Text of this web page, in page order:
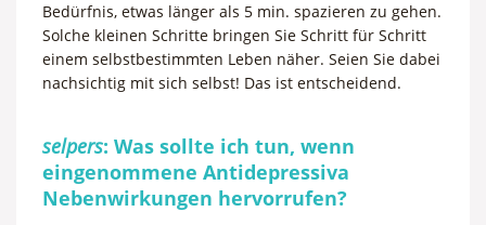
Bedürfnis, etwas länger als 5 min. spazieren zu gehen.
Solche kleinen Schritte bringen Sie Schritt für Schritt
einem selbstbestimmten Leben näher. Seien Sie dabei
nachsichtig mit sich selbst! Das ist entscheidend.
selpers: Was sollte ich tun, wenn
eingenommene Antidepressiva
Nebenwirkungen hervorrufen?